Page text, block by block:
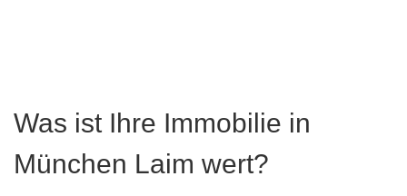
Was ist Ihre Immobilie in
München Laim wert?